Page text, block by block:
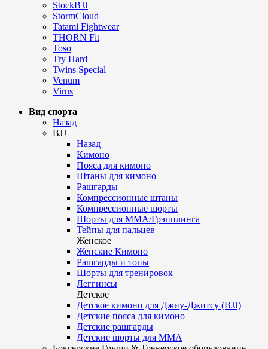
StockBJJ
StormCloud
Tatami Fightwear
THORN Fit
Toso
Try Hard
Twins Special
Venum
Virus
Вид спорта
Назад
BJJ
Назад
Кимоно
Пояса для кимоно
Штаны для кимоно
Рашгарды
Компрессионные штаны
Компрессионные шорты
Шорты для ММА/Грэпплинга
Тейпы для пальцев
Женское
Женские Кимоно
Рашгарды и топы
Шорты для тренировок
Леггинсы
Детское
Детское кимоно для Джиу-Джитсу (BJJ)
Детские пояса для кимоно
Детские рашгарды
Детские шорты для ММА